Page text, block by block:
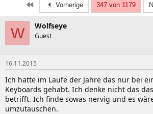
e
l
e
l
a
m
Erste Vorherige 347 von 1179
W Wolfseye
Guest
16.11.2015
Ich hatte im Laufe der Jahre das nur bei
Keyboards gehabt. Ich denke nicht das
betrifft. Ich finde sowas nervig und es
umzutauschen.